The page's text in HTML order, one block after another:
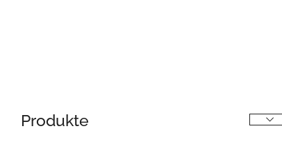
Produkte